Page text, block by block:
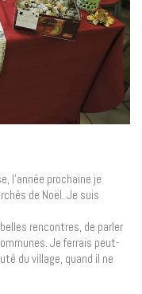
l’année prochaine je
de Noël. Je suis
rencontres, de parler
Je ferrais peut-
du village, quand il ne